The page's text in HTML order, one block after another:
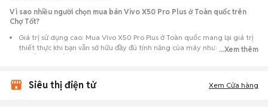
Vì sao nhiều người chọn mua bán Vivo X50 Pro Plus ở Toàn quốc trên
Chợ Tốt?
Giá trị sử dụng cao: Mua Vivo X50 Pro Plus ở Toàn quốc mang lại giá trị
thiết thực khi bạn vẫn sở hữu đầy đủ tính năng của máy nhưng với chi
phí đầu tư thấp hơn máy đập hộp.
Pro Plus ở Toàn quốc, đáp ứng từ nhu cầu cần máy đẹp keng đến máy
chỉ cần hoạt động ổn định.
...Xem thêm
Siêu thị điện tử Xem Cửa hàng